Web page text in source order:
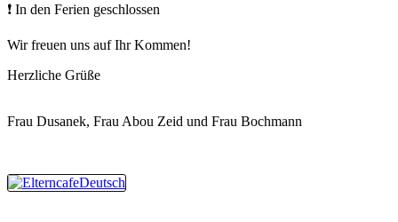
❗ In den Ferien geschlossen
Wir freuen uns auf Ihr Kommen!
Herzliche Grüße
Frau Dusanek, Frau Abou Zeid und Frau Bochmann